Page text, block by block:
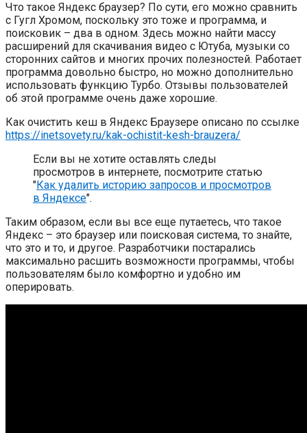
Что такое Яндекс браузер? По сути, его можно сравнить
с Гугл Хромом, поскольку это тоже и программа, и
поисковик – два в одном. Здесь можно найти массу
расширений для скачивания видео с Ютуба, музыки со
сторонних сайтов и многих прочих полезностей. Работает
программа довольно быстро, но можно дополнительно
использовать функцию Турбо. Отзывы пользователей
об этой программе очень даже хорошие.
Как очистить кеш в Яндекс Браузере описано по ссылке
https://inetsovety.ru/kak-ochistit-kesh-brauzera/
Если вы не хотите оставлять следы
просмотров в интернете, посмотрите статью
"Как удалить историю запросов и просмотров
в Яндексе".
Таким образом, если вы все еще путаетесь, что такое
Яндекс – это браузер или поисковая система, то знайте,
что это и то, и другое. Разработчики постарались
максимально расшить возможности программы, чтобы
пользователям было комфортно и удобно им
оперировать.